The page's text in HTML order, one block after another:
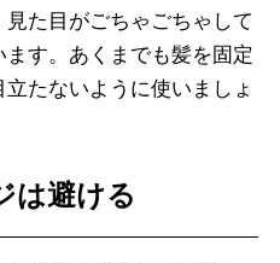
た目がごちゃごちゃして
す。あくまでも髪を固定
たないように使いましょ
は避ける